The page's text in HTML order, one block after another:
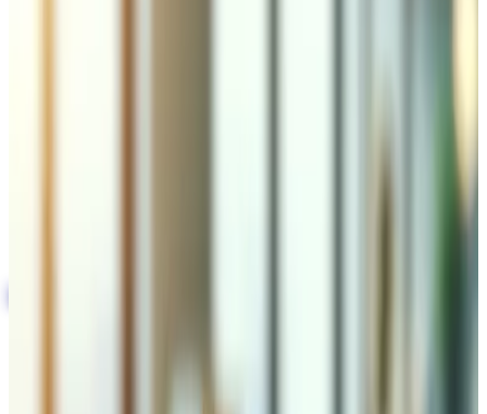
Transport et Logistique